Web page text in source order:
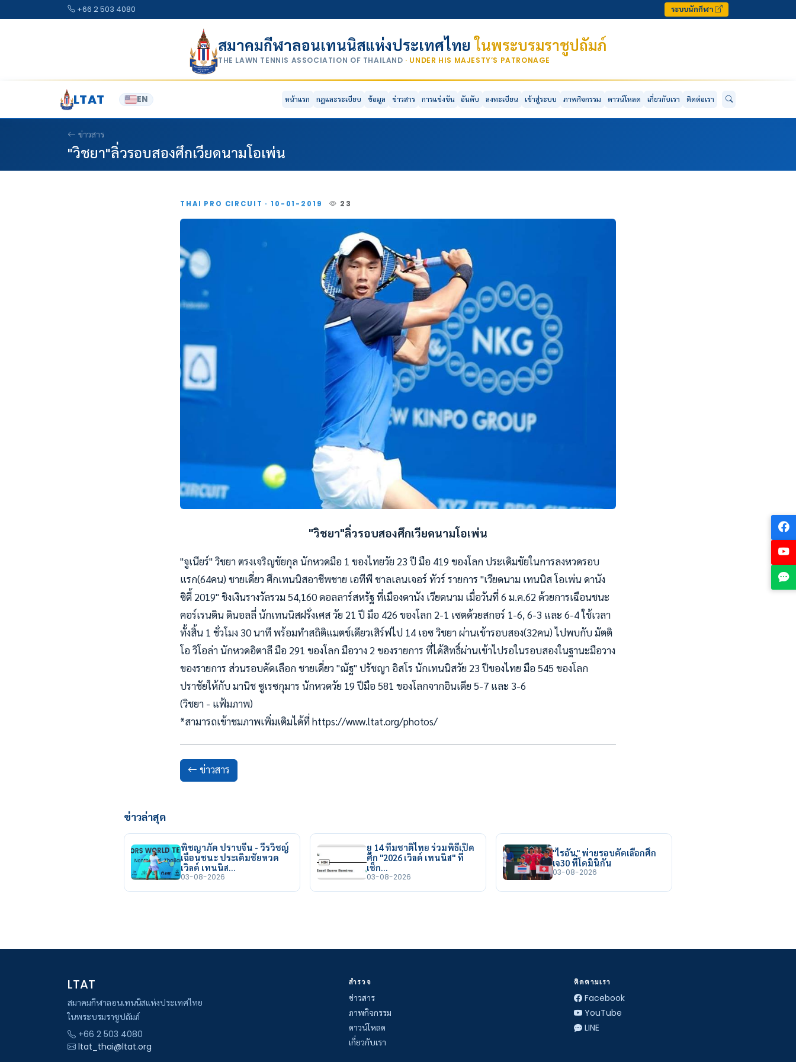
+66 2 503 4080 ระบบนักกีฬา
สมาคมกีฬาลอนเทนนิสแห่งประเทศไทยในพระบรมราชูปถัมภ์
THE LAWN TENNIS ASSOCIATION OF THAILAND · UNDER HIS MAJESTY’S PATRONAGE
LTAT EN หน้าแรก กฎและระเบียบ ข้อมูล ข่าวสาร การแข่งขัน อันดับ ลงทะเบียน เข้าสู่ระบบ ภาพกิจกรรม ดาวน์โหลด เกี่ยวกับเรา ติดต่อเรา
ข่าวสาร
"วิชยา"ลิ่วรอบสองศึกเวียดนามโอเพ่น
THAI PRO CIRCUIT · 10-01-2019 23
"วิชยา"ลิ่วรอบสองศึกเวียดนามโอเพ่น
"จูเนียร์" วิชยา ตรงเจริญชัยกุล นักหวดมือ 1 ของไทยวัย 23 ปี มือ 419 ของโลก ประเดิมชัยในการลงหวดรอบ
แรก(64คน) ชายเดี่ยว ศึกเทนนิสอาชีพชาย เอทีพี ชาลเลนเจอร์ ทัวร์ รายการ "เวียดนาม เทนนิส โอเพ่น ดานัง
ซิตี้ 2019" ชิงเงินรางวัลรวม 54,160 ดอลลาร์สหรัฐ ที่เมืองดานัง เวียดนาม เมื่อวันที่ 6 ม.ค.62 ด้วยการเฉือนชนะ
คอร์เรนติน ดินอลลี่ นักเทนนิสฝรั่งเศส วัย 21 ปี มือ 426 ของโลก 2-1 เซตด้วยสกอร์ 1-6, 6-3 และ 6-4 ใช้เวลา
ทั้งสิ้น 1 ชั่วโมง 30 นาที พร้อมทำสถิติแมตช์เดียวเสิร์ฟไป 14 เอซ วิชยา ผ่านเข้ารอบสอง(32คน) ไปพบกับ มัตติ
โอ วิโอล่า นักหวดอิตาลี มือ 291 ของโลก มือวาง 2 ของรายการ ที่ได้สิทธิ์ผ่านเข้าไปรอในรอบสองในฐานะมือวาง
ของรายการ ส่วนรอบคัดเลือก ชายเดี่ยว "ณัฐ" ปรัชญา อิสโร นักเทนนิสวัย 23 ปีของไทย มือ 545 ของโลก
ปราชัยให้กับ มานิช ซูเรซกุมาร นักหวดวัย 19 ปีมือ 581 ของโลกจากอินเดีย 5-7 และ 3-6
(วิชยา - แฟ้มภาพ)
*สามารถเข้าชมภาพเพิ่มเติมได้ที่ https://www.ltat.org/photos/
ข่าวสาร
ข่าวล่าสุด
พิชญาภัค ปราบจีน - วีรวิชญ์
เฉือนชนะ ประเดิมชัยหวด
เวิลด์ เทนนิส…
03-08-2026
ยู 14 ทีมชาติไทย ร่วมพิธีเปิด
ศึก "2026 เวิลด์ เทนนิส" ที่
เช็ก…
03-08-2026
"ไรอัน" พ่ายรอบคัดเลือกศึก
เจ30 ที่โดมินิกัน
03-08-2026
LTAT
สมาคมกีฬาลอนเทนนิสแห่งประเทศไทย
ในพระบรมราชูปถัมภ์
+66 2 503 4080
ltat_thai@ltat.org
สำรวจ
ข่าวสาร
ภาพกิจกรรม
ดาวน์โหลด
เกี่ยวกับเรา
ติดตามเรา
Facebook
YouTube
LINE